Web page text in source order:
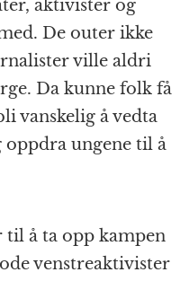
aktivister og
De outer ikke
ville aldri
Da kunne folk få
vanskelig å vedta
oppdra ungene til å
å ta opp kampen
venstreaktivister